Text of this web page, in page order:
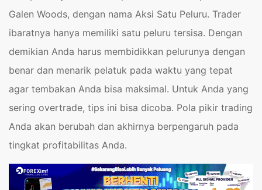
Galen Woods, dengan nama Aksi Satu Peluru. Trader
ibaratnya hanya memiliki satu peluru tersisa. Dengan
demikian Anda harus membidikkan pelurunya dengan
benar dan menarik pelatuk pada waktu yang tepat
agar tembakan Anda bisa maksimal. Untuk Anda yang
sering overtrade, tips ini bisa dicoba. Pola pikir trading
Anda akan berubah dan akhirnya berpengaruh pada
tingkat profitabilitas Anda.